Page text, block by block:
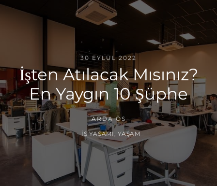
30 EYLÜL 2022
İşten Atılacak Mısınız?
En Yaygın 10 Şüphe
ARDA ÖS
İŞ YAŞAMI ,YAŞAM